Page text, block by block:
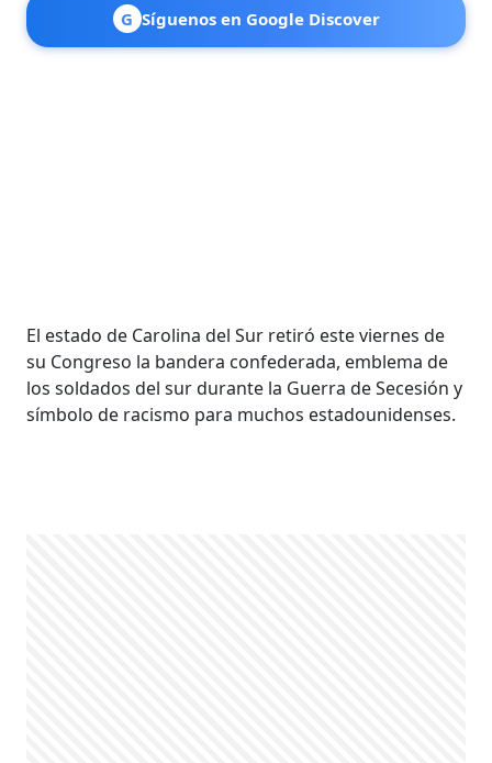
G Síguenos en Google Discover
El estado de Carolina del Sur retiró este viernes de
su Congreso la bandera confederada, emblema de
los soldados del sur durante la Guerra de Secesión y
símbolo de racismo para muchos estadounidenses.